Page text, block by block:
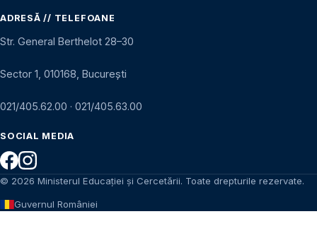
ADRESĂ // TELEFOANE
Str. General Berthelot 28–30
Sector 1, 010168, București
021/405.62.00 · 021/405.63.00
SOCIAL MEDIA
© 2026 Ministerul Educației și Cercetării. Toate drepturile rezervate.
Guvernul României